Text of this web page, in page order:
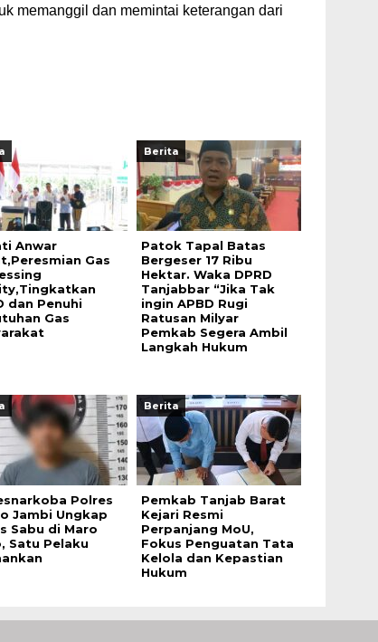
memanggil dan memintai keterangan dari
Anwar
Gas
dan Penuhi
Gas
Berita
Patok Tapal Batas
Bergeser 17 Ribu
Hektar. Waka DPRD
Tanjabbar “Jika Tak
ingin APBD Rugi
Ratusan Milyar
Pemkab Segera Ambil
Langkah Hukum
Polres
Jambi Ungkap
Sabu di Maro
Satu Pelaku
Berita
Pemkab Tanjab Barat
Kejari Resmi
Perpanjang MoU,
Fokus Penguatan Tata
Kelola dan Kepastian
Hukum